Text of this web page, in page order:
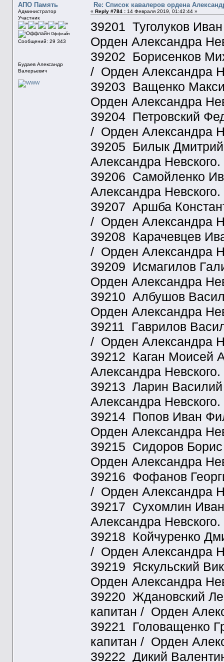
АПО Память
Администратор
Участник
Оффлайн
Сообщений: 29 343
Будаев Александр
Валерьевич
Re: Список кавалеров ордена
« Reply #784 :14 Февраля 2019, 01:42:44 »
39201 Туголуков
Орден Александра
39202 Борисенков
/ Орден Александра
39203 Ващенко
Орден Александра
39204 Петровский
/ Орден Александра
39205 Билык
Александра Невского.
39206 Самойленко
Александра Невского.
39207 Аршба
/ Орден Александра
39208 Карачевцев
/ Орден Александра
39209 Исмагилов
Орден Александра
39210 Албушов
Орден Александра
39211 Гаврилов
/ Орден Александра
39212 Каган Моисей
Александра Невского.
39213 Ларин
Александра Невского.
39214 Попов Иван
Орден Александра
39215 Сидоров
Орден Александра
39216 Фофанов
/ Орден Александра
39217 Сухомлин
Александра Невского.
39218 Койчуренко
/ Орден Александра
39219 Яскульский
Орден Александра
39220 Ждановский
капитан / Орден
39221 Головащенко
капитан / Орден
39222 Дикий